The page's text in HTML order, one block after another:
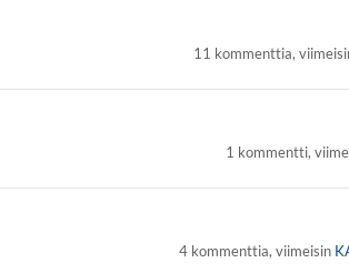
11 kommenttia,
1 kommentti,
4 kommenttia, viimeisin